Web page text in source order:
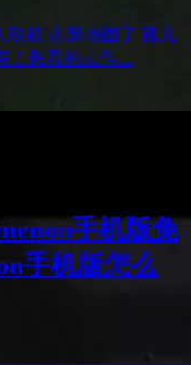
联机 出新地图了 孤儿
！想看的去作…
手机版免
手机版怎么